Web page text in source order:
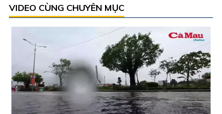
VIDEO CÙNG CHUYÊN MỤC